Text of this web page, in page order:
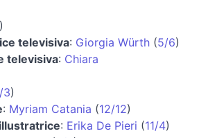
)
televisiva: Giorgia Würth (5/6)
televisiva: Chiara
3)
: Myriam Catania (12/12)
: Erika De Pieri (11/4)